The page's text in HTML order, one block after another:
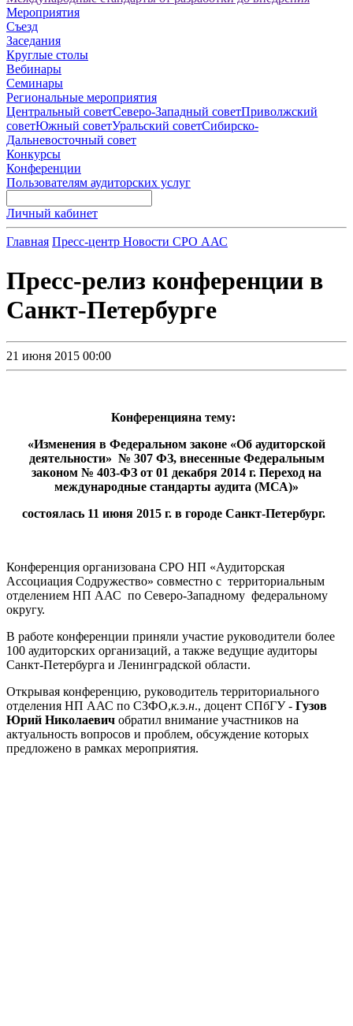
Мероприятия
Съезд
Заседания
Круглые столы
Вебинары
Семинары
Региональные мероприятия
Центральный советСеверо-Западный советПриволжский
советЮжный советУральский советСибирско-
Дальневосточный совет
Конкурсы
Конференции
Пользователям аудиторских услуг
Личный кабинет
Главная Пресс-центр Новости СРО ААС
Пресс-релиз конференции в
Санкт-Петербурге
21 июня 2015 00:00
Конференцияна тему:
«Изменения в Федеральном законе «Об аудиторской
деятельности» № 307 ФЗ, внесенные Федеральным
законом № 403-ФЗ от 01 декабря 2014 г. Переход на
международные стандарты аудита (МСА)»
состоялась 11 июня 2015 г. в городе Санкт-Петербург.
Конференция организована СРО НП «Аудиторская
Ассоциация Содружество» совместно с территориальным
отделением НП ААС по Северо-Западному федеральному
округу.
В работе конференции приняли участие руководители более
100 аудиторских организаций, а также ведущие аудиторы
Санкт-Петербурга и Ленинградской области.
Открывая конференцию, руководитель территориального
отделения НП ААС по СЗФО,к.э.н., доцент СПбГУ - Гузов
Юрий Николаевич обратил внимание участников на
актуальность вопросов и проблем, обсуждение которых
предложено в рамках мероприятия.